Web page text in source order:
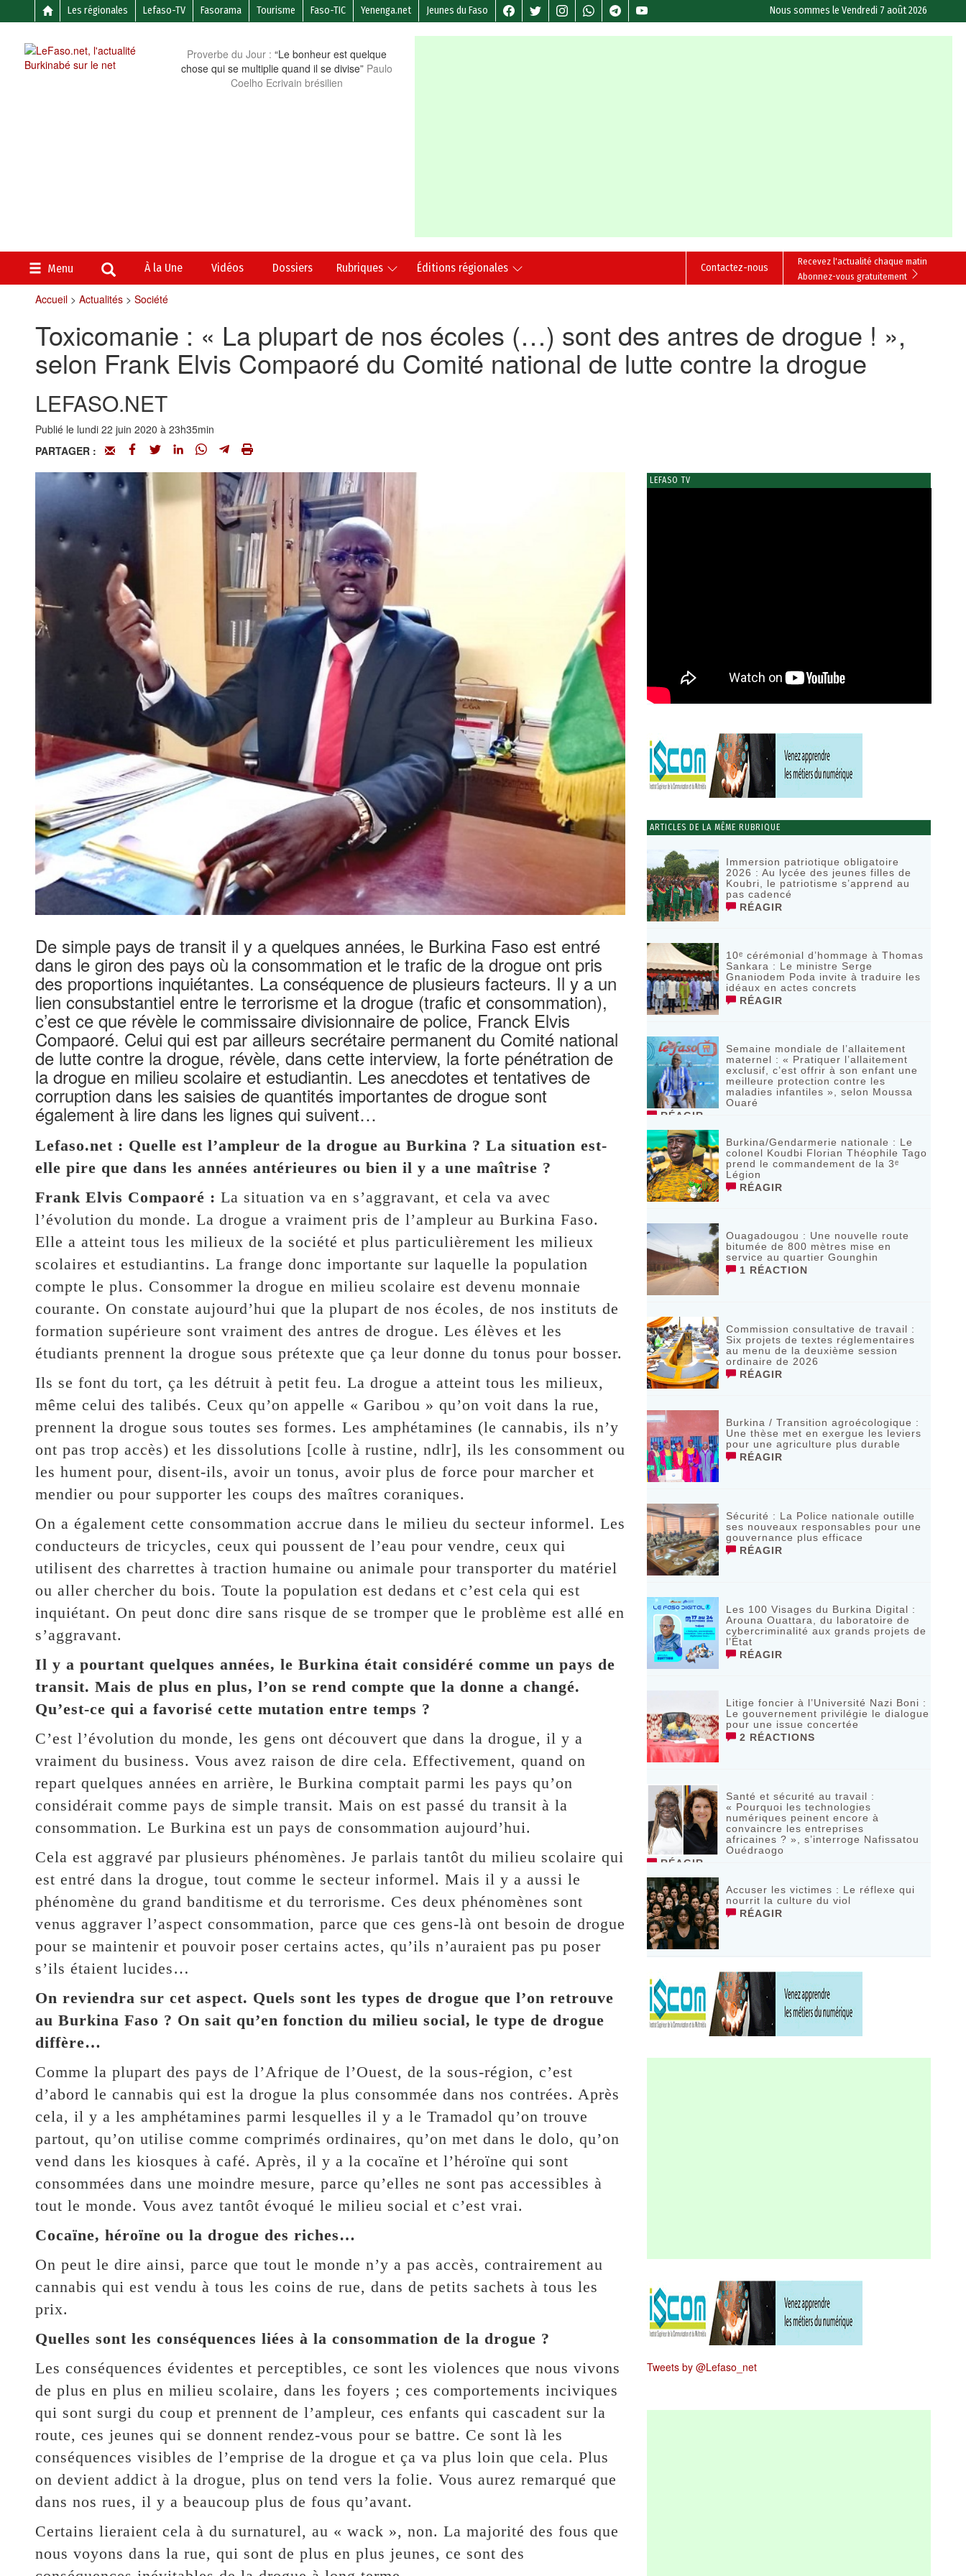
Les régionales Lefaso-TV Fasorama Tourisme Faso-TIC Yenenga.net Jeunes du Faso Nous sommes leVendredi 7 août 2026
Proverbe du Jour : “Le bonheur est quelque
chose qui se multiplie quand il se divise” Paulo
Coelho Ecrivain brésilien
Menu À la Une Vidéos Dossiers Rubriques Éditions régionales
Recevez l'actualité chaque matin
Abonnez-vous gratuitement
Contactez-nous
Accueil> Actualités> Société
Toxicomanie : « La plupart de nos écoles (…) sont des antres de drogue ! »,
selon Frank Elvis Compaoré du Comité national de lutte contre la drogue
LEFASO.NET
Publié le lundi 22 juin 2020 à 23h35min
PARTAGER :
De simple pays de transit il y a quelques années, le Burkina Faso est entré
dans le giron des pays où la consommation et le trafic de la drogue ont pris
des proportions inquiétantes. La conséquence de plusieurs facteurs. Il y a un
lien consubstantiel entre le terrorisme et la drogue (trafic et consommation),
c’est ce que révèle le commissaire divisionnaire de police, Franck Elvis
Compaoré. Celui qui est par ailleurs secrétaire permanent du Comité national
de lutte contre la drogue, révèle, dans cette interview, la forte pénétration de
la drogue en milieu scolaire et estudiantin. Les anecdotes et tentatives de
corruption dans les saisies de quantités importantes de drogue sont
également à lire dans les lignes qui suivent…
Lefaso.net : Quelle est l’ampleur de la drogue au Burkina ? La situation est-
elle pire que dans les années antérieures ou bien il y a une maîtrise ?
Frank Elvis Compaoré : La situation va en s’aggravant, et cela va avec
l’évolution du monde. La drogue a vraiment pris de l’ampleur au Burkina Faso.
Elle a atteint tous les milieux de la société et plus particulièrement les milieux
scolaires et estudiantins. La frange donc importante sur laquelle la population
compte le plus. Consommer la drogue en milieu scolaire est devenu monnaie
courante. On constate aujourd’hui que la plupart de nos écoles, de nos instituts de
formation supérieure sont vraiment des antres de drogue. Les élèves et les
étudiants prennent la drogue sous prétexte que ça leur donne du tonus pour bosser.
Ils se font du tort, ça les détruit à petit feu. La drogue a atteint tous les milieux,
même celui des talibés. Ceux qu’on appelle « Garibou » qu’on voit dans la rue,
prennent la drogue sous toutes ses formes. Les amphétamines (le cannabis, ils n’y
ont pas trop accès) et les dissolutions [colle à rustine, ndlr], ils les consomment ou
les hument pour, disent-ils, avoir un tonus, avoir plus de force pour marcher et
mendier ou pour supporter les coups des maîtres coraniques.
On a également cette consommation accrue dans le milieu du secteur informel. Les
conducteurs de tricycles, ceux qui poussent de l’eau pour vendre, ceux qui
utilisent des charrettes à traction humaine ou animale pour transporter du matériel
ou aller chercher du bois. Toute la population est dedans et c’est cela qui est
inquiétant. On peut donc dire sans risque de se tromper que le problème est allé en
s’aggravant.
Il y a pourtant quelques années, le Burkina était considéré comme un pays de
transit. Mais de plus en plus, l’on se rend compte que la donne a changé.
Qu’est-ce qui a favorisé cette mutation entre temps ?
C’est l’évolution du monde, les gens ont découvert que dans la drogue, il y a
vraiment du business. Vous avez raison de dire cela. Effectivement, quand on
repart quelques années en arrière, le Burkina comptait parmi les pays qu’on
considérait comme pays de simple transit. Mais on est passé du transit à la
consommation. Le Burkina est un pays de consommation aujourd’hui.
Cela est aggravé par plusieurs phénomènes. Je parlais tantôt du milieu scolaire qui
est entré dans la drogue, tout comme le secteur informel. Mais il y a aussi le
phénomène du grand banditisme et du terrorisme. Ces deux phénomènes sont
venus aggraver l’aspect consommation, parce que ces gens-là ont besoin de drogue
pour se maintenir et pouvoir poser certains actes, qu’ils n’auraient pas pu poser
s’ils étaient lucides…
On reviendra sur cet aspect. Quels sont les types de drogue que l’on retrouve
au Burkina Faso ? On sait qu’en fonction du milieu social, le type de drogue
diffère…
Comme la plupart des pays de l’Afrique de l’Ouest, de la sous-région, c’est
d’abord le cannabis qui est la drogue la plus consommée dans nos contrées. Après
cela, il y a les amphétamines parmi lesquelles il y a le Tramadol qu’on trouve
partout, qu’on utilise comme comprimés ordinaires, qu’on met dans le dolo, qu’on
vend dans les kiosques à café. Après, il y a la cocaïne et l’héroïne qui sont
consommées dans une moindre mesure, parce qu’elles ne sont pas accessibles à
tout le monde. Vous avez tantôt évoqué le milieu social et c’est vrai.
Cocaïne, héroïne ou la drogue des riches…
On peut le dire ainsi, parce que tout le monde n’y a pas accès, contrairement au
cannabis qui est vendu à tous les coins de rue, dans de petits sachets à tous les
prix.
Quelles sont les conséquences liées à la consommation de la drogue ?
Les conséquences évidentes et perceptibles, ce sont les violences que nous vivons
de plus en plus en milieu scolaire, dans les foyers ; ces comportements inciviques
qui sont surgi du coup et prennent de l’ampleur, ces enfants qui cascadent sur la
route, ces jeunes qui se donnent rendez-vous pour se battre. Ce sont là les
conséquences visibles de l’emprise de la drogue et ça va plus loin que cela. Plus
on devient addict à la drogue, plus on tend vers la folie. Vous aurez remarqué que
dans nos rues, il y a beaucoup plus de fous qu’avant.
Certains lieraient cela à du surnaturel, au « wack », non. La majorité des fous que
nous voyons dans la rue, qui sont de plus en plus jeunes, ce sont des
LEFASO TV
ARTICLES DE LA MÊME RUBRIQUE
Immersion patriotique obligatoire
2026 : Au lycée des jeunes filles de
Koubri, le patriotisme s’apprend au
pas cadencé
RÉAGIR
10ᵉ cérémonial d’hommage à Thomas
Sankara : Le ministre Serge
Gnaniodem Poda invite à traduire les
idéaux en actes concrets
RÉAGIR
Semaine mondiale de l’allaitement
maternel : « Pratiquer l’allaitement
exclusif, c’est offrir à son enfant une
meilleure protection contre les
maladies infantiles », selon Moussa
Ouaré
RÉAGIR
Burkina/Gendarmerie nationale : Le
colonel Koudbi Florian Théophile Tago
prend le commandement de la 3ᵉ
Légion
RÉAGIR
Ouagadougou : Une nouvelle route
bitumée de 800 mètres mise en
service au quartier Gounghin
1 RÉACTION
Commission consultative de travail :
Six projets de textes réglementaires
au menu de la deuxième session
ordinaire de 2026
RÉAGIR
Burkina / Transition agroécologique :
Une thèse met en exergue les leviers
pour une agriculture plus durable
RÉAGIR
Sécurité : La Police nationale outille
ses nouveaux responsables pour une
gouvernance plus efficace
RÉAGIR
Les 100 Visages du Burkina Digital :
Arouna Ouattara, du laboratoire de
cybercriminalité aux grands projets de
l’État
RÉAGIR
Litige foncier à l’Université Nazi Boni :
Le gouvernement privilégie le dialogue
pour une issue concertée
2 RÉACTIONS
Santé et sécurité au travail :
« Pourquoi les technologies
numériques peinent encore à
convaincre les entreprises
africaines ? », s’interroge Nafissatou
Ouédraogo
RÉAGIR
Accuser les victimes : Le réflexe qui
nourrit la culture du viol
RÉAGIR
Tweets by @Lefaso_net